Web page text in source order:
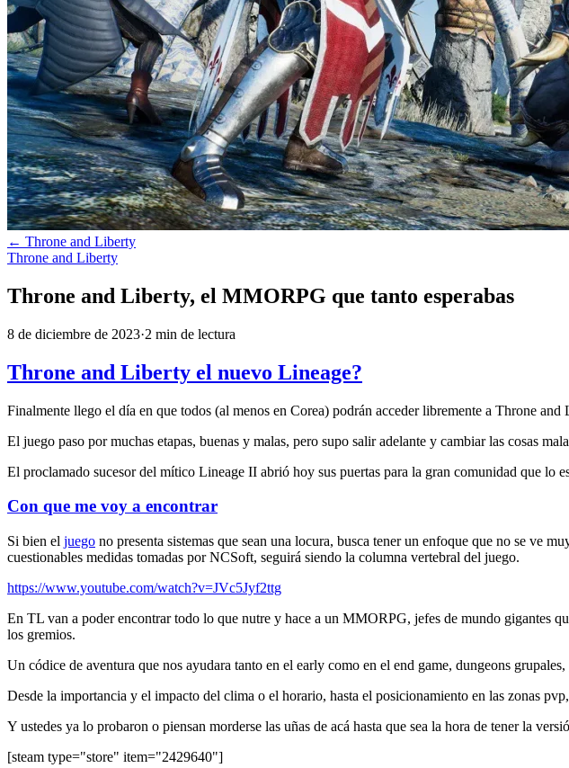
← Throne and Liberty
Throne and Liberty
Throne and Liberty, el MMORPG que tanto esperabas
8 de diciembre de 2023·2 min de lectura
Throne and Liberty el nuevo Lineage?
Finalmente llego el día en que todos (al menos en Corea) podrán acceder libremente a Throne and
El juego paso por muchas etapas, buenas y malas, pero supo salir adelante y cambiar las cosas
El proclamado sucesor del mítico Lineage II abrió hoy sus puertas para la gran comunidad que lo
Con que me voy a encontrar
Si bien el juego no presenta sistemas que sean una locura, busca tener un enfoque que no se ve
cuestionables medidas tomadas por NCSoft, seguirá siendo la columna vertebral del juego.
https://www.youtube.com/watch?v=JVc5Jyf2ttg
En TL van a poder encontrar todo lo que nutre y hace a un MMORPG, jefes de mundo gigantes
los gremios.
Un códice de aventura que nos ayudara tanto en el early como en el end game, dungeons
Desde la importancia y el impacto del clima o el horario, hasta el posicionamiento en las zonas
Y ustedes ya lo probaron o piensan morderse las uñas de acá hasta que sea la hora de tener la
[steam type="store" item="2429640"]